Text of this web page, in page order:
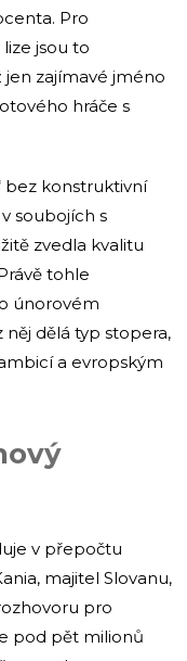
Pro
jsou to
jen zajímavé jméno
hráče s
bez konstruktivní
soubojích s
zvedla kvalitu
tohle
únorovém
dělá typ stopera,
a evropským
v přepočtu
majitel Slovanu,
pro
pod pět milionů